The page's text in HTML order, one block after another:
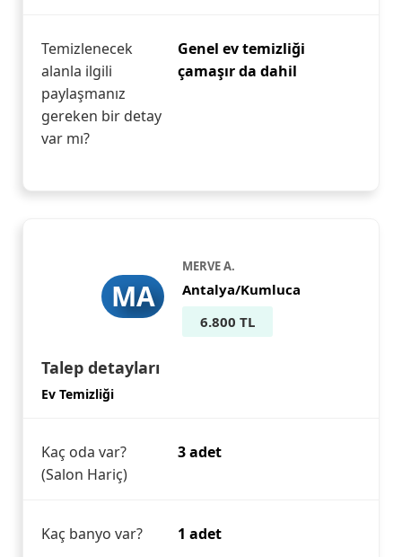
Temizlenecek
alanla ilgili
paylaşmanız
gereken bir detay
var mı?
Genel ev temizliği
çamaşır da dahil
MA
MERVE A.
Antalya/Kumluca
6.800 TL
Talep detayları
Ev Temizliği
Kaç oda var?
(Salon Hariç)
3 adet
Kaç banyo var? 1 adet